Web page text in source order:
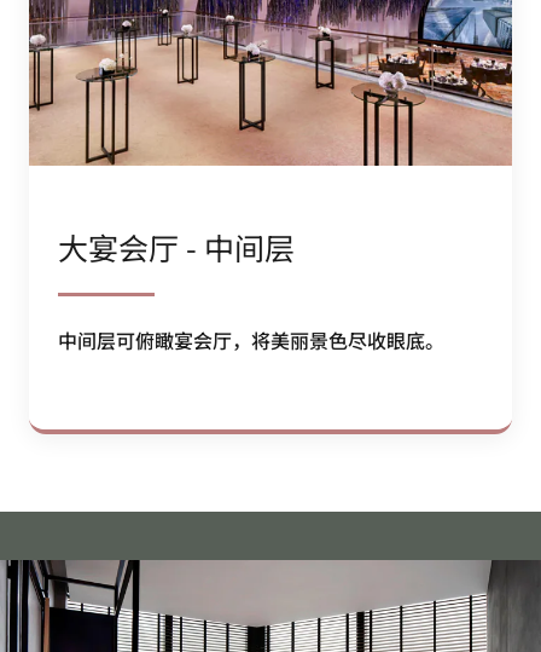
大宴会厅 - 中间层
中间层可俯瞰宴会厅，将美丽景色尽收眼底。